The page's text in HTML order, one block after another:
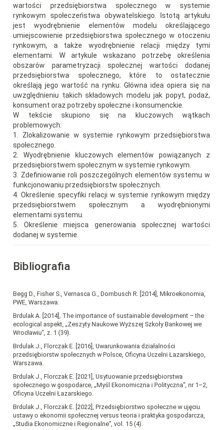
wartości przedsiębiorstwa społecznego w systemie
rynkowym społeczeństwa obywatelskiego. Istotą artykułu
jest wyodrębnienie elementów modelu określającego
umiejscowienie przedsiębiorstwa społecznego w otoczeniu
rynkowym, a także wyodrębnienie relacji między tymi
elementami. W artykule wskazano potrzebę określenia
obszarów parametryzacji społecznej wartości dodanej
przedsiębiorstwa społecznego, które to ostatecznie
określają jego wartość na rynku. Główna idea opiera się na
uwzględnieniu takich składowych modelu jak popyt, podaż,
konsument oraz potrzeby społeczne i konsumenckie.
W tekście skupiono się na kluczowych wątkach
problemowych:
1. Zlokalizowanie w systemie rynkowym przedsiębiorstwa
społecznego.
2. Wyodrębnienie kluczowych elementów powiązanych z
przedsiębiorstwem społecznym w systemie rynkowym.
3. Zdefiniowanie roli poszczególnych elementów systemu w
funkcjonowaniu przedsiębiorstw społecznych.
4. Określenie specyfiki relacji w systemie rynkowym między
przedsiębiorstwem społecznym a wyodrębnionymi
elementami systemu.
5. Określenie miejsca generowania społecznej wartości
dodanej w systemie.
Bibliografia
Begg D., Fisher S., Vernasca G., Dornbusch R. [2014], Mikroekonomia,
PWE, Warszawa.
Brdulak A. [2014], The importance of sustainable development – the
ecological aspekt, „Zeszyty Naukowe Wyższej Szkoły Bankowej we
Wrocławiu”, z. 1 (39).
Brdulak J., Florczak E. [2016], Uwarunkowania działalności
przedsiębiorstw społecznych w Polsce, Oficyna Uczelni Łazarskiego,
Warszawa.
Brdulak J., Florczak E. [2021], Usytuowanie przedsiębiorstwa
społecznego w gospodarce, „Myśl Ekonomiczna i Polityczna”, nr 1–2,
Oficyna Uczelni Łazarskiego.
Brdulak J., Florczak E. [2022], Przedsiębiorstwo społeczne w ujęciu
ustawy o ekonomii społecznej versus teoria i praktyka gospodarcza,
„Studia Ekonomiczne i Regionalne”, vol. 15 (4).